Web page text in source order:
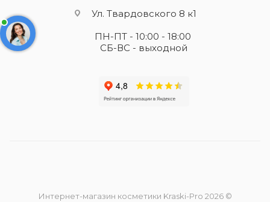
Ул. Твардовского 8 к1
ПН-ПТ - 10:00 - 18:00
СБ-ВС - выходной
Интернет-магазин косметики Kraski-Pro 2026 ©